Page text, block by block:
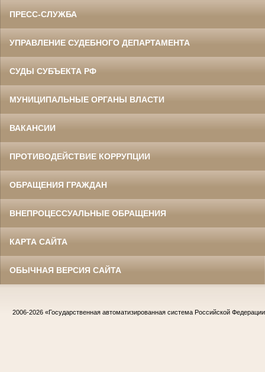
ПРЕСС-СЛУЖБА
УПРАВЛЕНИЕ СУДЕБНОГО ДЕПАРТАМЕНТА
СУДЫ СУБЪЕКТА РФ
МУНИЦИПАЛЬНЫЕ ОРГАНЫ ВЛАСТИ
ВАКАНСИИ
ПРОТИВОДЕЙСТВИЕ КОРРУПЦИИ
ОБРАЩЕНИЯ ГРАЖДАН
ВНЕПРОЦЕССУАЛЬНЫЕ ОБРАЩЕНИЯ
КАРТА САЙТА
ОБЫЧНАЯ ВЕРСИЯ САЙТА
2006-2026 «Государственная автоматизированная система Российской